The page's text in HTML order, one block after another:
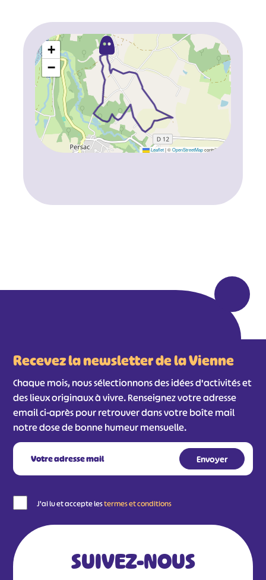
+
−
Leaflet |©OpenStreetMapcontributors
Recevez la newsletter de la Vienne
Chaque mois, nous sélectionnons des idées d'activités et
des lieux originaux à vivre. Renseignez votre adresse
email ci-après pour retrouver dans votre boîte mail
notre dose de bonne humeur mensuelle.
J'ai lu et accepte lestermes et conditions
SUIVEZ-NOUS
#
#
#